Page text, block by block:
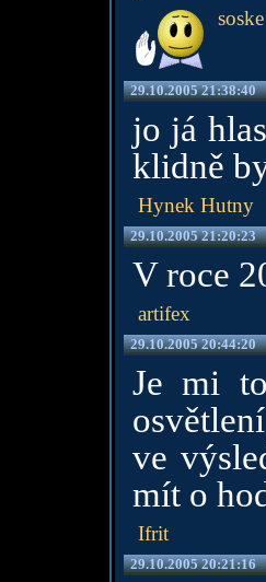
soske
29.10.2005 21:38:40
jo já
klidně
Hynek Hutny
29.10.2005 21:20:23
V roce
artifex
29.10.2005 20:44:20
Je mi
ve
mít o
Ifrit
29.10.2005 20:21:16